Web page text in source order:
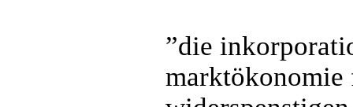
”die
marktökonomie